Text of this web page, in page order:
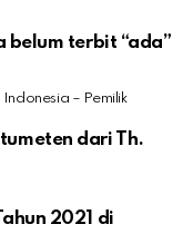
belum terbit “ada”
– Pemilik
dari Th.
2021 di